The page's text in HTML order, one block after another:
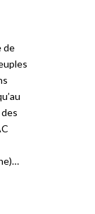
de